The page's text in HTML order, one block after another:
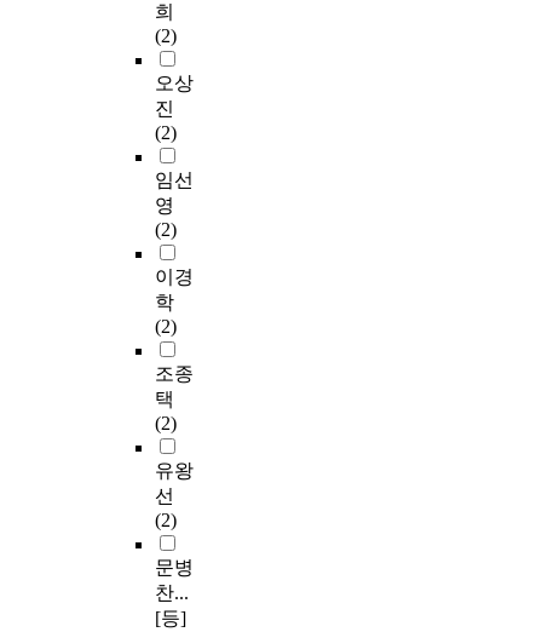
희
(2)
오상
진
(2)
임선
영
(2)
이경
학
(2)
조종
택
(2)
유왕
선
(2)
문병
찬...
[등]